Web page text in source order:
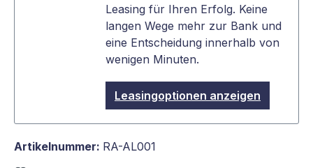
Leasing für Ihren Erfolg. Keine
langen Wege mehr zur Bank und
eine Entscheidung innerhalb von
wenigen Minuten.
Leasingoptionen anzeigen
Artikelnummer: RA-AL001